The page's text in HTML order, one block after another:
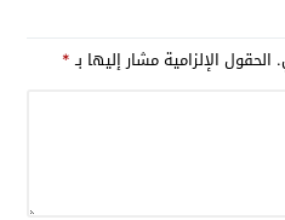
الحقول الإلزامية مشار إليها بـ*